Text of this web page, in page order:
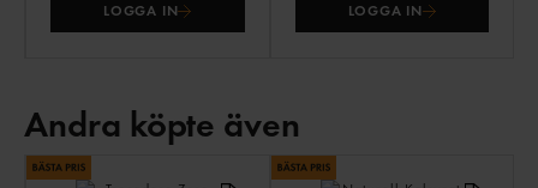
LOGGA IN LOGGA IN
Andra köpte även